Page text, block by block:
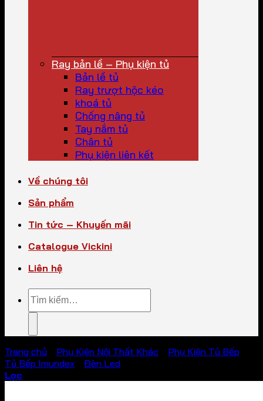
Ray bản lề – Phụ kiện tủ
Bản lề tủ
Ray trượt hộc kéo
khoá tủ
Chống nâng tủ
Tay nắm tủ
Chân tủ
Phụ kiện liên kết
Về chúng tôi
Sản phẩm
Tin tức – Khuyến mãi
Catalogue Vickini
Liên hệ
Tìm
kiếm:
Trang chủ Phụ Kiện Nội Thất Khác Phụ Kiện Tủ Bếp
Tủ Bếp Imundex
Đèn Led
Lọc